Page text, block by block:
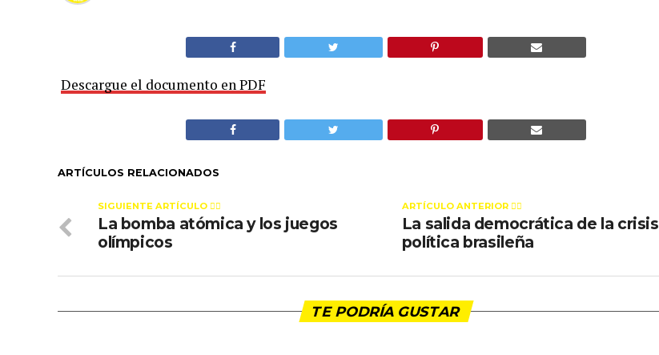
Descargue el documento en PDF
ARTÍCULOS RELACIONADOS
ARTÍCULO ANTERIOR 👉🏻
La salida democrática de la crisis
política brasileña
SIGUIENTE ARTÍCULO 👈🏻
La bomba atómica y los juegos
olímpicos
TE PODRÍA GUSTAR